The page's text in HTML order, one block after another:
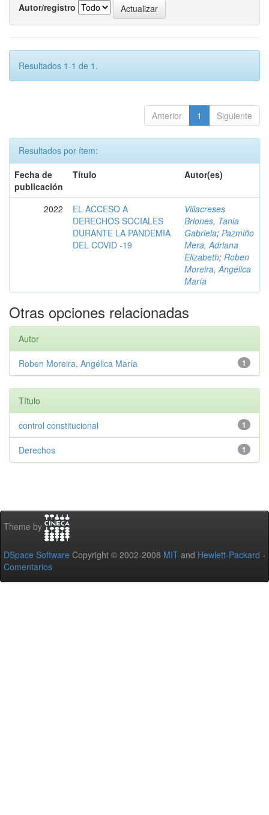
Autor/registro
Resultados 1-1 de 1.
Anterior 1 Siguiente
Resultados por ítem:
Fecha de
publicación
Título Autor(es)
2022
EL ACCESO A
DERECHOS SOCIALES
DURANTE LA PANDEMIA
DEL COVID -19
Villacreses
Briones, Tania
Gabriela; Pazmiño
Mera, Adriana
Elizabeth; Roben
Moreira, Angélica
María
Otras opciones relacionadas
Autor
1
Roben Moreira, Angélica María
Título
1
control constitucional
1
Derechos
Theme by
DSpace Software Copyright © 2002-2008 MIT and Hewlett-Packard -
Comentarios